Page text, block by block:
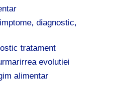
diagnostic,
tratament
evolutiei
alimentar